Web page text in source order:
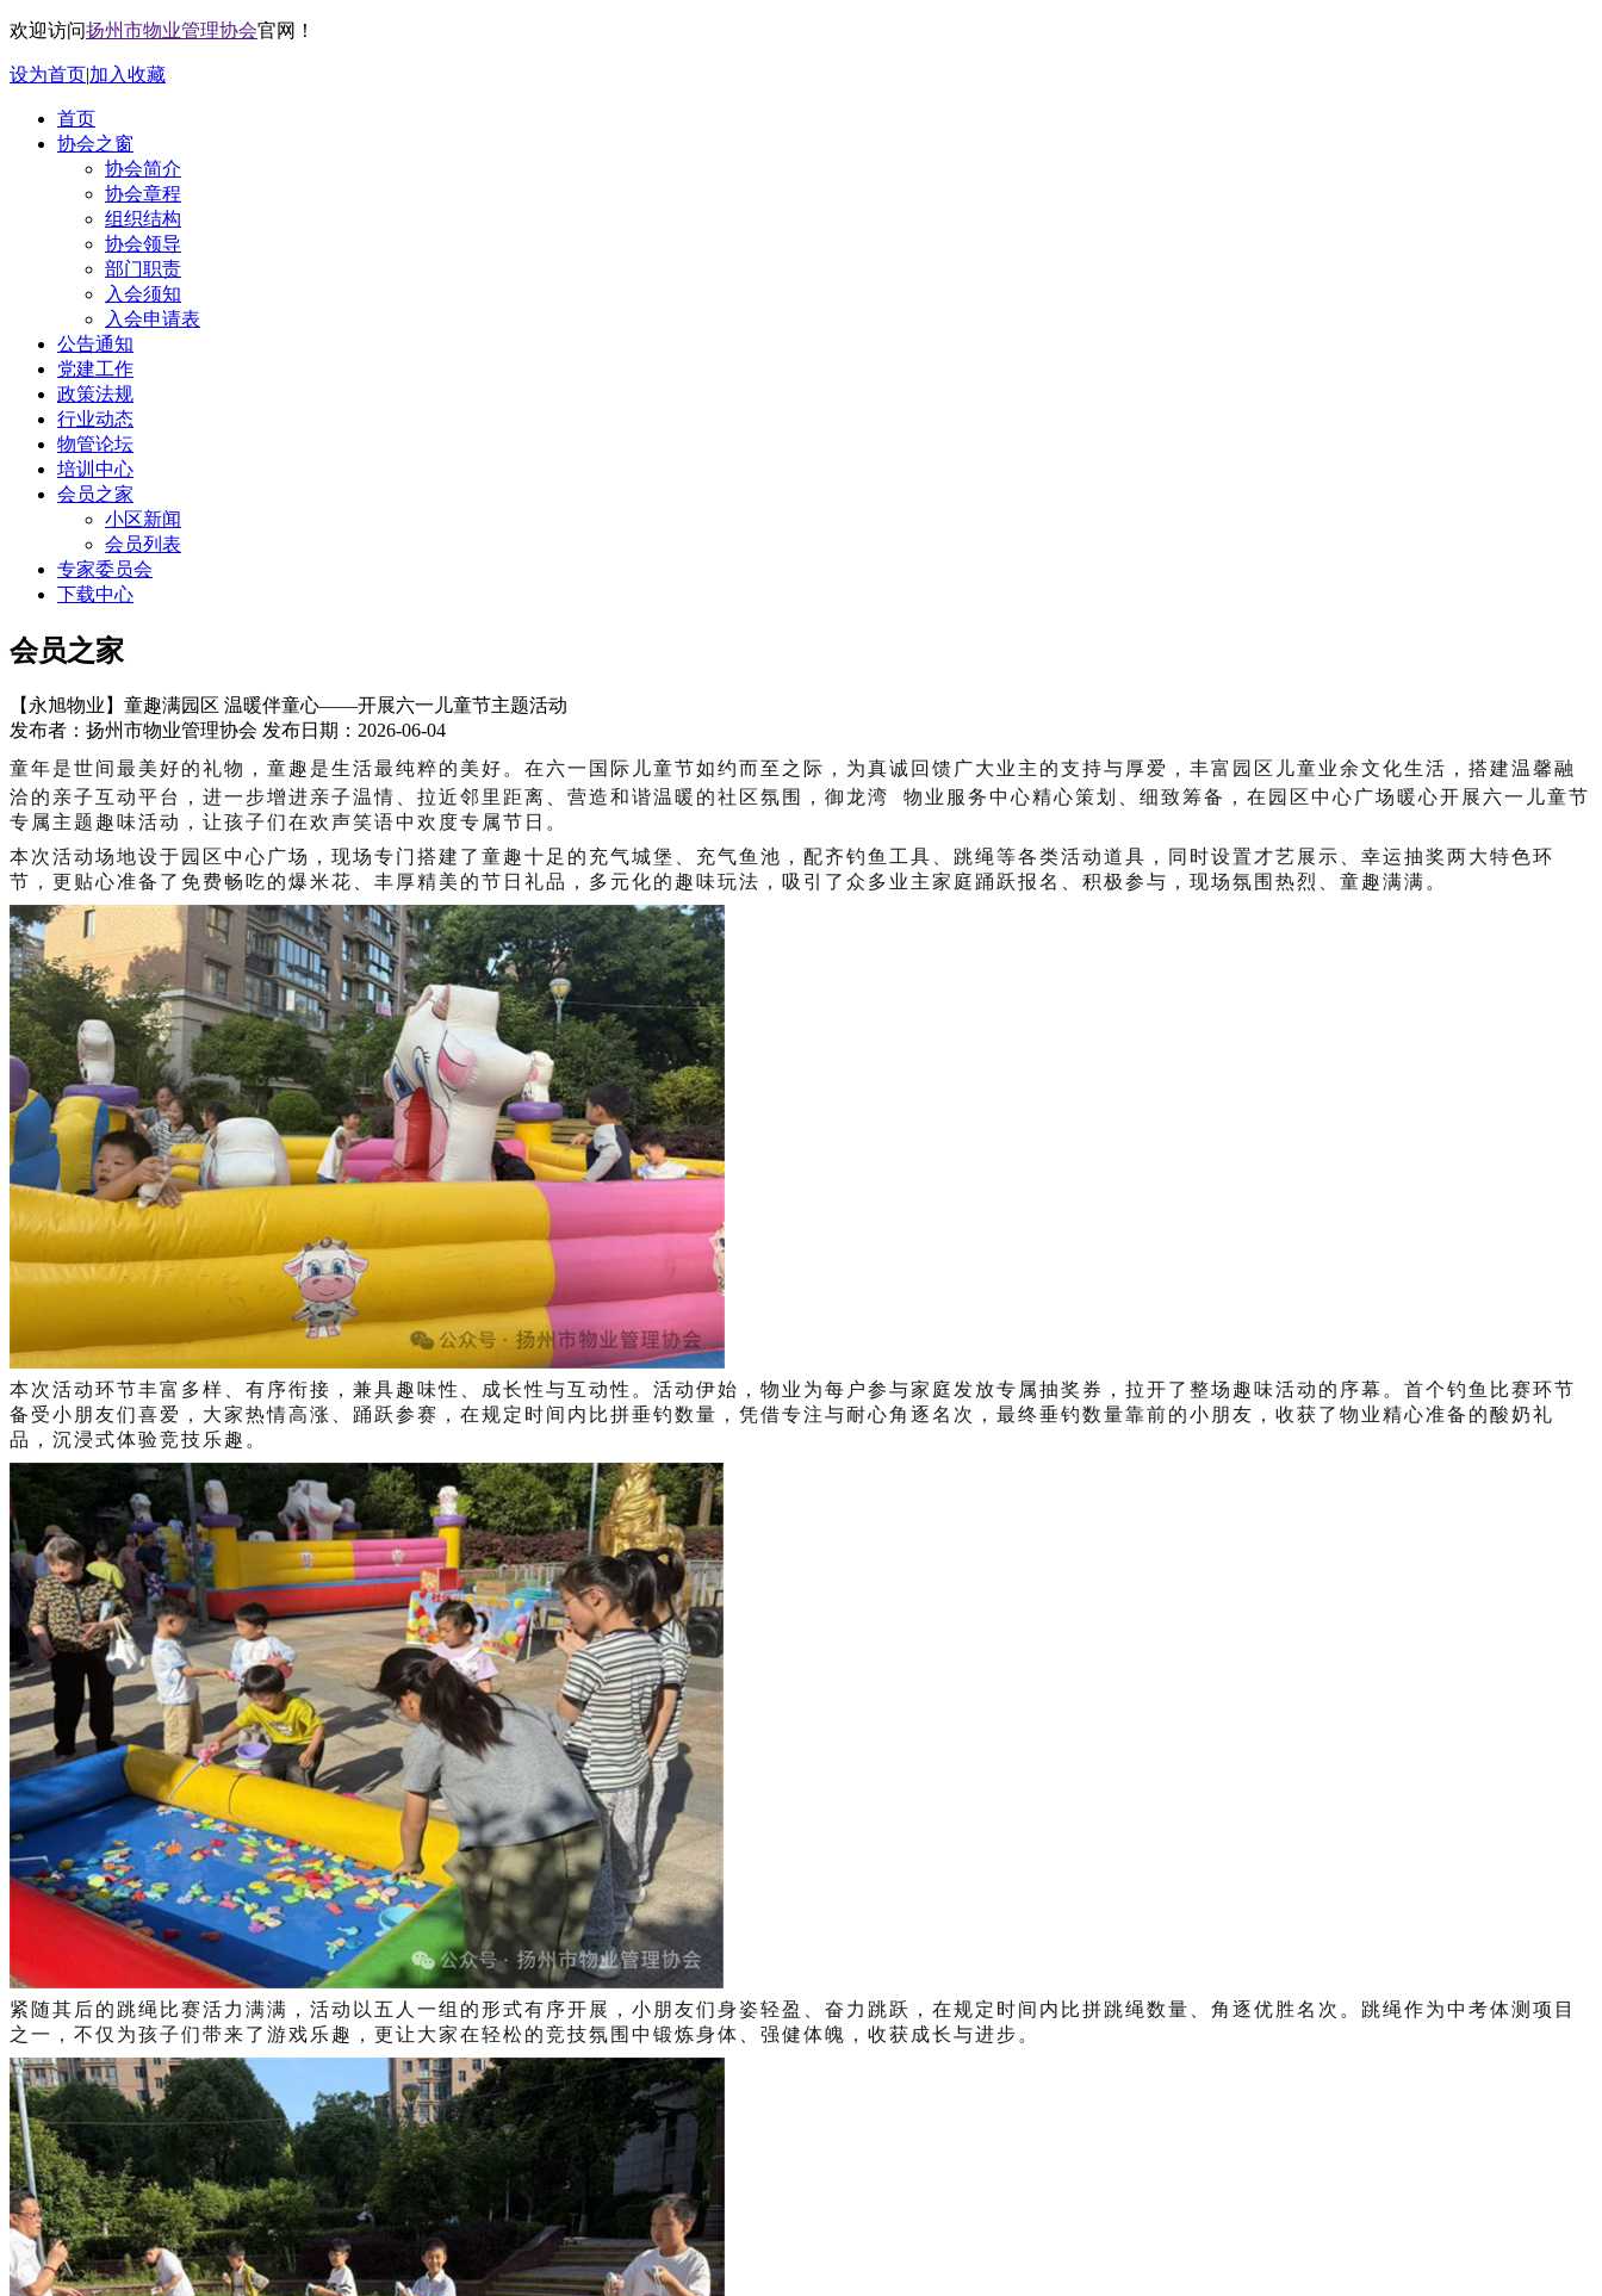
欢迎访问扬州市物业管理协会官网！
设为首页|加入收藏
首页
协会之窗
协会简介
协会章程
组织结构
协会领导
部门职责
入会须知
入会申请表
公告通知
党建工作
政策法规
行业动态
物管论坛
培训中心
会员之家
小区新闻
会员列表
专家委员会
下载中心
会员之家
【永旭物业】童趣满园区 温暖伴童心——开展六一儿童节主题活动
发布者：扬州市物业管理协会 发布日期：2026-06-04
童年是世间最美好的礼物，童趣是生活最纯粹的美好。在六一国际儿童节如约而至之际，为真诚回馈广大业主的支持与厚爱，丰富园区儿童业余文化生活，搭建温馨融
洽的亲子互动平台，进一步增进亲子温情、拉近邻里距离、营造和谐温暖的社区氛围， 御龙湾
物业服务中心精心策划、细致筹备，在园区中心广场暖心开展六一儿童节
专属主题趣味活动，让孩子们在欢声笑语中欢度专属节日。
本次活动场地设于园区中心广场，现场专门搭建了童趣十足的充气城堡、充气鱼池，配齐钓鱼工具、跳绳等各类活动道具，同时设置才艺展示、幸运抽奖两大特色环
节，更贴心准备了免费畅吃的爆米花、丰厚精美的节日礼品，多元化的趣味玩法，吸引了众多业主家庭踊跃报名、积极参与，现场氛围热烈、童趣满满。
本次活动环节丰富多样、有序衔接，兼具趣味性、成长性与互动性。活动伊始，物业为每户参与家庭发放专属抽奖券，拉开了整场趣味活动的序幕。首个钓鱼比赛环节
备受小朋友们喜爱，大家热情高涨、踊跃参赛，在规定时间内比拼垂钓数量，凭借专注与耐心角逐名次，最终垂钓数量靠前的小朋友，收获了物业精心准备的酸奶礼
品，沉浸式体验竞技乐趣。
紧随其后的跳绳比赛活力满满，活动以五人一组的形式有序开展，小朋友们身姿轻盈、奋力跳跃，在规定时间内比拼跳绳数量、角逐优胜名次。跳绳作为中考体测项目
之一，不仅为孩子们带来了游戏乐趣，更让大家在轻松的竞技氛围中锻炼身体、强健体魄，收获成长与进步。